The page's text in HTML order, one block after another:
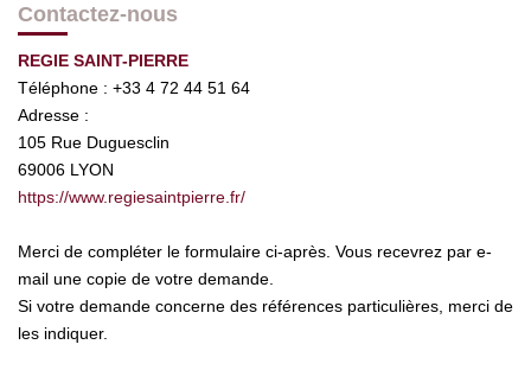
NOTRE AGENCE
Contactez-nous
REGIE SAINT-PIERRE
Téléphone : +33 4 72 44 51 64
Adresse :
105 Rue Duguesclin
69006 LYON
https://www.regiesaintpierre.fr/
Merci de compléter le formulaire ci-après. Vous recevrez par e-
mail une copie de votre demande.
Si votre demande concerne des références particulières, merci de
les indiquer.